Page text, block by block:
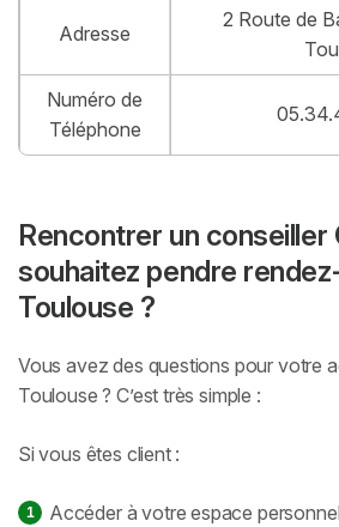
Adresse
2 Route de
Numéro de
Téléphone
Rencontrer un conseiller
souhaitez pendre
Toulouse ?
Vous avez des questions pour votre
Toulouse ? C’est très simple :
Si vous êtes client :
Accéder à votre espace